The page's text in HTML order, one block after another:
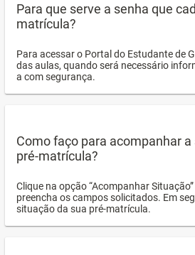
Para que serve a senha que
matrícula?
Para acessar o Portal do Estudante de
das aulas, quando será necessário
a com segurança.
Como faço para acompanhar
pré-matrícula?
Clique na opção “Acompanhar
preencha os campos solicitados. Em
situação da sua pré-matrícula.